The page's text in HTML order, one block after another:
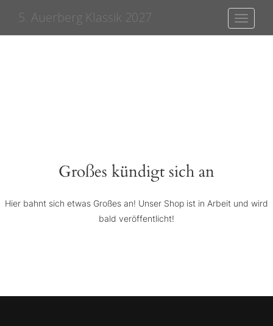
Toggle
5. Auerberg Klassik 2027
Großes kündigt sich an
Hier bahnt sich etwas Großes an! Unser Shop ist in Arbeit und wird
bald veröffentlicht!